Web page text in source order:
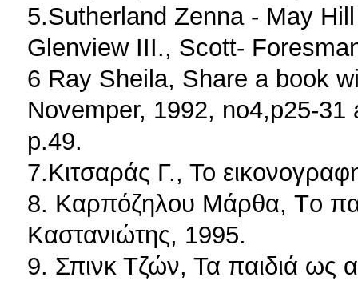
5.Sutherland Zenna - May
Glenview III., Scott-
6 Ray Sheila, Share a book
Novemper, 1992, no4,p25-
p.49.
7.Κιτσαράς Γ., Το
8. Καρπόζηλου Μάρθα, Tο
Καστανιώτης, 1995.
9. Σπινκ Τζών, Τα παιδιά ως